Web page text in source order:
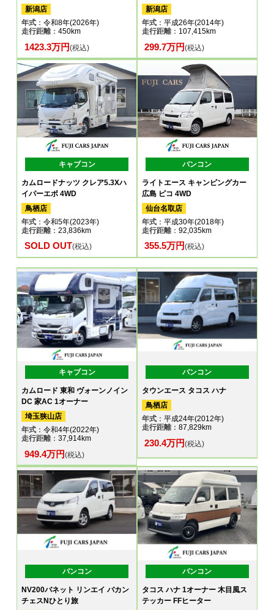
新潟店
年式 ：令和8年(2026年)
走行距離：450km
1423.3万円(税込)
新潟店
年式：平成26年(2014年)
走行距離：107,415km
299.7万円(税込)
キャブコン
カムロードナッツ クレア5.3Xハ
イパーエボ 4WD
鳥栖店
年式 ：令和5年(2023年)
走行距離：23,836km
SOLD OUT(税込)
バンコン
ライトエース キャンピングカー
広島 ピコ 4WD
仙台名取店
年式：平成30年(2018年)
走行距離：92,035km
355.5万円(税込)
キャブコン
カムロード 東和 ヴォーンノイン
DC 家AC 1オーナー
埼玉狭山店
年式 ：令和4年(2022年)
走行距離：37,914km
949.4万円(税込)
バンコン
タウンエース タコス ハナ
鳥栖店
年式：平成24年(2012年)
走行距離：87,829km
230.4万円(税込)
バンコン
NV200バネット リンエイ バカン
チェスNひとり旅
バンコン
タコス ハナ 1オーナー 木目風ス
テッカー FFヒーター